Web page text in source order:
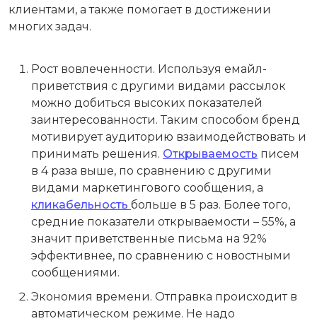
клиентами, а также помогает в достижении
многих задач.
Рост вовлеченности. Используя емайл-
приветствия с другими видами рассылок
можно добиться высоких показателей
заинтересованности. Таким способом бренд
мотивирует аудиторию взаимодействовать и
принимать решения. Открываемость писем
в 4 раза выше, по сравнению с другими
видами маркетингового сообщения, а
кликабельность больше в 5 раз. Более того,
средние показатели открываемости – 55%, а
значит приветственные письма на 92%
эффективнее, по сравнению с новостными
сообщениями.
Экономия времени. Отправка происходит в
автоматическом режиме. Не надо